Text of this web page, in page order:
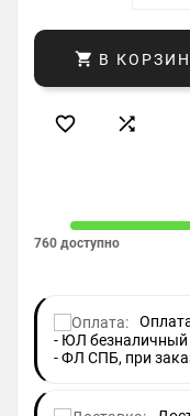
 В
 
760 доступно
- ЮЛ
- ФЛ СПБ, при